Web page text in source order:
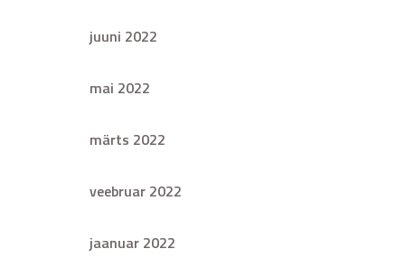
juuni 2022
mai 2022
märts 2022
veebruar 2022
jaanuar 2022